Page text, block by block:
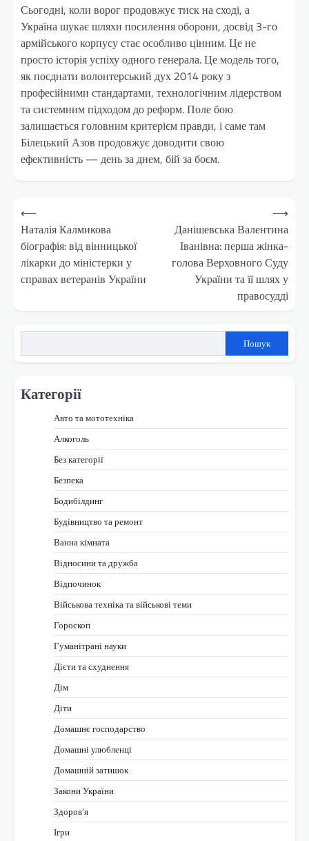
Сьогодні, коли ворог продовжує тиск на сході, а
Україна шукає шляхи посилення оборони, досвід 3-го
армійського корпусу стає особливо цінним. Це не
просто історія успіху одного генерала. Це модель того,
як поєднати волонтерський дух 2014 року з
професійними стандартами, технологічним лідерством
та системним підходом до реформ. Поле бою
залишається головним критерієм правди, і саме там
Білецький Азов продовжує доводити свою
ефективність — день за днем, бій за боєм.
Навігація
записів
⟵
Наталія Калмикова
біографія: від вінницької
лікарки до міністерки у
справах ветеранів України
Данішевська Валентина
Іванівна: перша жінка-
голова Верховного Суду
України та її шлях у
правосудді
⟶
Пошук
Категорії
Авто та мототехніка
Алкоголь
Без категорії
Безпека
Бодибілдинг
Будівництво та ремонт
Ванна кімната
Відносини та дружба
Відпочинок
Військова техніка та військові теми
Гороскоп
Гуманітрані науки
Дієти та схуднення
Дім
Діти
Домашнє господарство
Домашні улюбленці
Домашній затишок
Закони України
Здоров'я
Ігри